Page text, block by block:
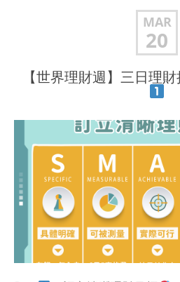
MAR
20
【世界理財週】三日理